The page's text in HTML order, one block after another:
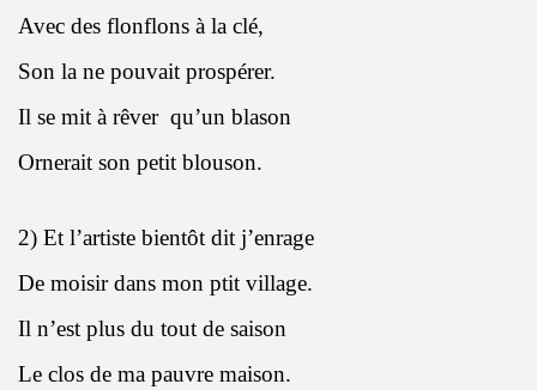
Avec des flonflons à la clé,
Son la ne pouvait prospérer.
Il se mit à rêver qu’un blason
Ornerait son petit blouson.
2) Et l’artiste bientôt dit j’enrage
De moisir dans mon ptit village.
Il n’est plus du tout de saison
Le clos de ma pauvre maison.